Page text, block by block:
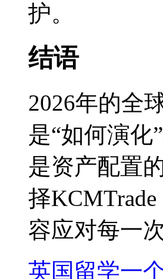
护。
结语
2026年的全
是“如何演化
是资产配置
择
容应对每一
英国留学一